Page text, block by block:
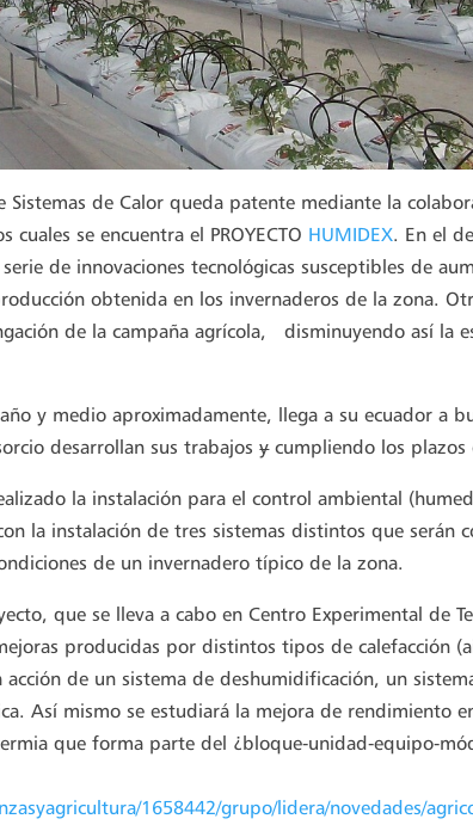
de Calor queda patente mediante la
se encuentra el PROYECTO HUMIDEX. En el
de innovaciones tecnológicas susceptibles de
obtenida en los invernaderos de la zona.
de la campaña agrícola, disminuyendo así la
y medio aproximadamente, llega a su ecuador a
desarrollan sus trabajosycumpliendo los plazos
la instalación para el control ambiental
la instalación de tres sistemas distintos que serán
de un invernadero típico de la zona.
que se lleva a cabo en Centro Experimental de
producidas por distintos tipos de calefacción
de un sistema de deshumidificación, un
Así mismo se estudiará la mejora de rendimiento
que forma parte del ¿bloque-unidad-equipo-
1658442/grupo/lidera/novedades/